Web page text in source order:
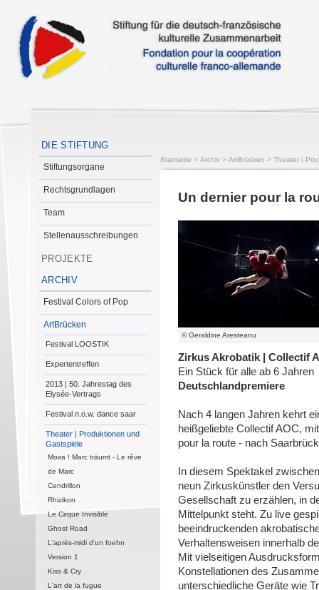
DIE STIFTUNG
Stiftungsorgane
Rechtsgrundlagen
Team
Stellenausschreibungen
PROJEKTE
ARCHIV
Festival Colors of Pop
ArtBrücken
Festival LOOSTIK
Expertentreffen
2013 | 50. Jahrestag des
Elysée-Vertrags
Festival n.o.w. dance saar
Theater | Produktionen und
Gastspiele
Moira ! Marc träumt - Le rêve
de Marc
Cendrillon
Rhizikon
Le Cirque Invisible
Ghost Road
L'après-midi d'un foehn
Version 1
Kiss & Cry
L'art de la fugue
Startseite > Archiv > ArtBrücken > Theater |
Un dernier pour la
© Geraldine Aresteanu
Zirkus Akrobatik | Collectif
Ein Stück für alle ab 6 Jahren
Deutschlandpremiere
Nach 4 langen Jahren kehrt
heißgeliebte Collectif AOC,
pour la route - nach
In diesem Spektakel
neun Zirkuskünstler den
Gesellschaft zu erzählen, in
Mittelpunkt steht. Zu live
beeindruckenden
Verhaltensweisen innerhalb
Mit vielseitigen
Konstellationen des
unterschiedliche Geräte wie